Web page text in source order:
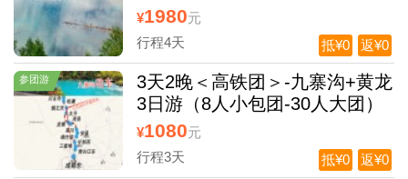
车纯玩4日游＞双动贯穿四川4大
世界遗产
¥1980元
行程4天
返¥0
抵¥0
参团游
3天2晚＜高铁团＞-九寨沟+黄龙
3日游（8人小包团-30人大团）
¥1080元
行程3天
返¥0
抵¥0